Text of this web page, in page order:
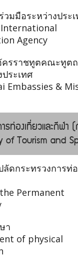
วมมือระหว่างประ
Agency
ครราชทูตคณะทูต
ระเทศ
Embassies &
รท่องเที่ยวและกีฬา
of Tourism and
ดกระทรวงการท่
Permanent
า
of physical